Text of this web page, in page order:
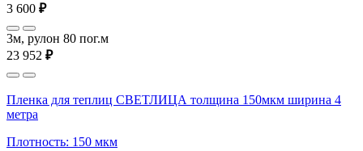
3 600 ₽
3м, рулон 80 пог.м
23 952 ₽
Пленка для теплиц СВЕТЛИЦА толщина 150мкм ширина 4
метра
Плотность: 150 мкм